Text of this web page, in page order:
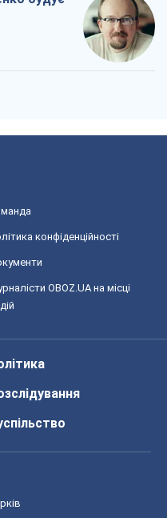
конфіденційності
OBOZ.UA на місці